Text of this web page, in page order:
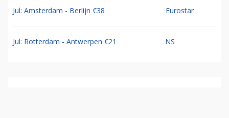
Jul: Amsterdam - Berlijn €38 Eurostar
Jul: Rotterdam - Antwerpen €21 NS